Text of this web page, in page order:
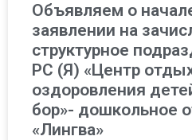
Объявляем о
заявлении на
структурное
РС (Я) «Центр
оздоровления
бор»- дошкольное
«Лингва»